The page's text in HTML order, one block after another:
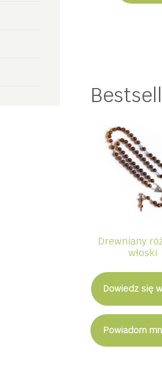
Drewniany
włoski
Dowiedz się
Powiadom